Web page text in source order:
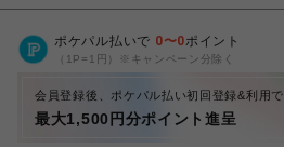
ポケパル払いで 0〜0ポイント
（1P=1円）※キャンペーン分除く
会員登録後、ポケパル払い初回登録&利用で
最大1,500円分ポイント進呈